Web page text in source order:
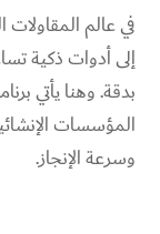
في عالم
إلى أدوات ذكية
بدقة. وهنا يأتي
المؤسسات
وسرعة الإنجاز.